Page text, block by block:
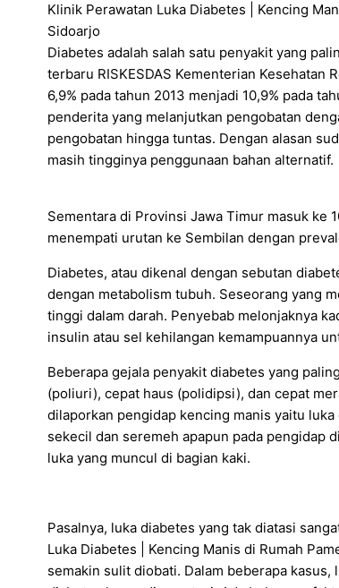
Klinik Perawatan Luka Diabetes | Kencing
Sidoarjo
Diabetes adalah salah satu penyakit yang
terbaru RISKESDAS Kementerian
6,9% pada tahun 2013 menjadi 10,9% pada
penderita yang melanjutkan pengobatan
pengobatan hingga tuntas. Dengan alasan
masih tingginya penggunaan bahan alternatif.
Sementara di Provinsi Jawa Timur masuk ke
menempati urutan ke Sembilan dengan
Diabetes, atau dikenal dengan sebutan
dengan metabolism tubuh. Seseorang yang
tinggi dalam darah. Penyebab melonjaknya
insulin atau sel kehilangan kemampuannya
Beberapa gejala penyakit diabetes yang
(poliuri), cepat haus (polidipsi), dan cepat
dilaporkan pengidap kencing manis yaitu
sekecil dan seremeh apapun pada pengidap
luka yang muncul di bagian kaki.
Pasalnya, luka diabetes yang tak diatasi
Luka Diabetes | Kencing Manis di Rumah
semakin sulit diobati. Dalam beberapa